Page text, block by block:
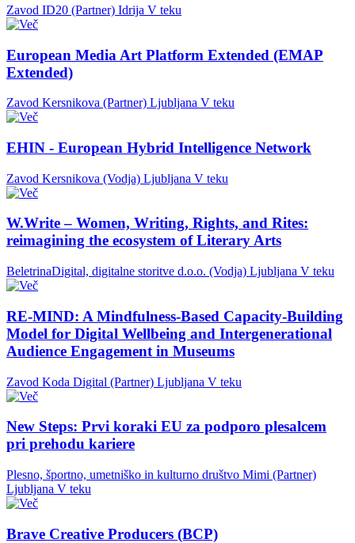
Zavod ID20 (Partner) Idrija V teku
European Media Art Platform Extended (EMAP
Extended)
Zavod Kersnikova (Partner) Ljubljana V teku
EHIN - European Hybrid Intelligence Network
Zavod Kersnikova (Vodja) Ljubljana V teku
W.Write – Women, Writing, Rights, and Rites:
reimagining the ecosystem of Literary Arts
BeletrinaDigital, digitalne storitve d.o.o. (Vodja) Ljubljana V teku
RE-MIND: A Mindfulness-Based Capacity-Building
Model for Digital Wellbeing and Intergenerational
Audience Engagement in Museums
Zavod Koda Digital (Partner) Ljubljana V teku
New Steps: Prvi koraki EU za podporo plesalcem
pri prehodu kariere
Plesno, športno, umetniško in kulturno društvo Mimi (Partner)
Ljubljana V teku
Brave Creative Producers (BCP)